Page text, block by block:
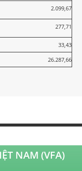
2.099,67
277,71
33,43
26.287,66
NAM (VFA)